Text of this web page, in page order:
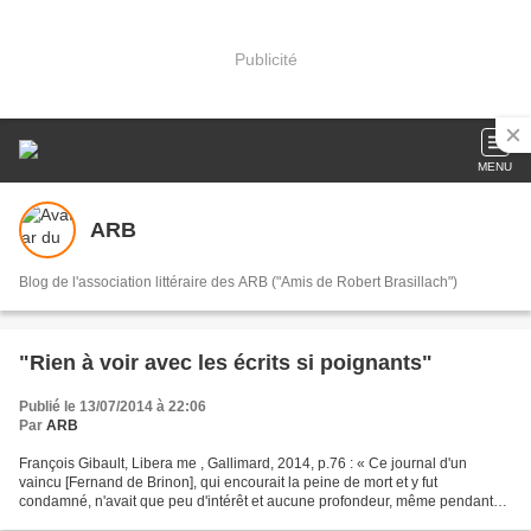
Publicité
MENU
ARB
Blog de l'association littéraire des ARB ("Amis de Robert Brasillach")
"Rien à voir avec les écrits si poignants"
Publié le 13/07/2014 à 22:06
Par ARB
François Gibault, Libera me , Gallimard, 2014, p.76 : « Ce journal d'un
vaincu [Fernand de Brinon], qui encourait la peine de mort et y fut
condamné, n'avait que peu d'intérêt et aucune profondeur, même pendant